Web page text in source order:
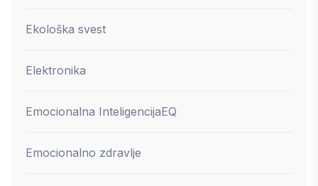
Ekološka svest
Elektronika
Emocionalna InteligencijaEQ
Emocionalno zdravlje